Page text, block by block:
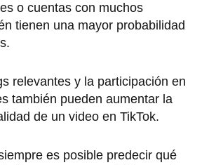
o cuentas con muchos
tienen una mayor probabilidad
relevantes y la participación en
también pueden aumentar la
de un video en TikTok.
es posible predecir qué